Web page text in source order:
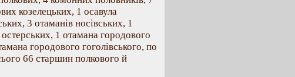
козелецьких, 1 осавула
3 отаманів носівських, 1
1 отамана городового
городового гоголівського, по
66 старшин полкового й